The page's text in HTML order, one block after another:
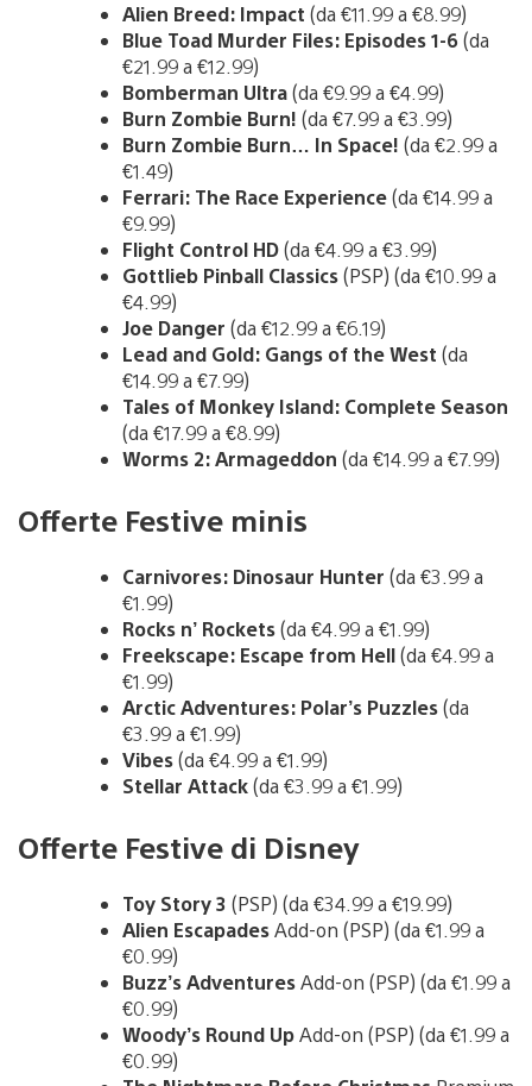
Alien Breed: Impact (da €11.99 a €8.99)
Blue Toad Murder Files: Episodes 1-6 (da
€21.99 a €12.99)
Bomberman Ultra(da €9.99 a €4.99)
Burn Zombie Burn! (da €7.99 a €3.99)
Burn Zombie Burn… In Space! (da €2.99 a
€1.49)
Ferrari: The Race Experience(da €14.99 a
€9.99)
Flight Control HD(da €4.99 a €3.99)
Gottlieb Pinball Classics(PSP) (da €10.99 a
€4.99)
Joe Danger (da €12.99 a €6.19)
Lead and Gold: Gangs of the West (da
€14.99 a €7.99)
Tales of Monkey Island: Complete Season
(da €17.99 a €8.99)
Worms 2: Armageddon (da €14.99 a €7.99)
Offerte Festive minis
Carnivores: Dinosaur Hunter (da €3.99 a
€1.99)
Rocks n’ Rockets(da €4.99 a €1.99)
Freekscape: Escape from Hell(da €4.99 a
€1.99)
Arctic Adventures: Polar’s Puzzles(da
€3.99 a €1.99)
Vibes(da €4.99 a €1.99)
Stellar Attack(da €3.99 a €1.99)
Offerte Festive di Disney
Toy Story 3 (PSP) (da €34.99 a €19.99)
Alien EscapadesAdd-on (PSP) (da €1.99 a
€0.99)
Buzz’s AdventuresAdd-on (PSP) (da €1.99 a
€0.99)
Woody’s Round UpAdd-on (PSP) (da €1.99 a
€0.99)